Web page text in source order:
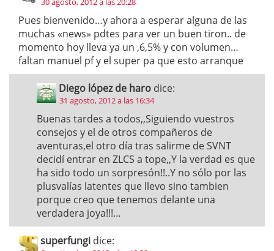
Pues bienvenido…y ahora a esperar alguna de las
muchas «news» pdtes para ver un buen tiron.. de
momento hoy lleva ya un ,6,5% y con volumen…
faltan manuel pf y el super pa que esto arranque
Diego lópez de haro dice:
31 agosto, 2012 a las 16:34
Buenas tardes a todos,,Siguiendo vuestros
consejos y el de otros compañeros de
aventuras,el otro día tras salirme de SVNT
decidí entrar en ZLCS a tope,,Y la verdad es que
ha sido todo un sorpresón!!..Y no sólo por las
plusvalías latentes que llevo sino tambien
porque creo que tenemos delante una
verdadera joya!!!…
superfungi dice: